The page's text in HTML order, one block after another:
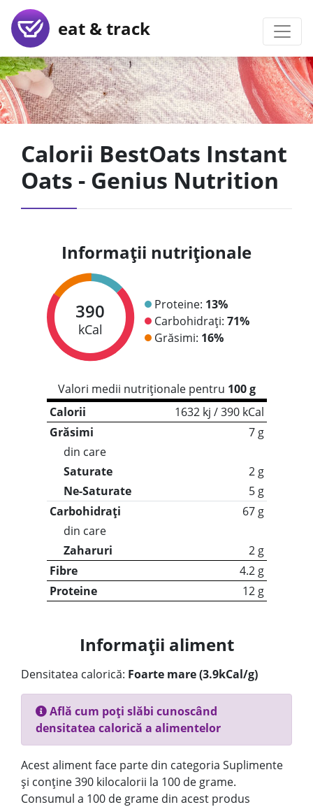
eat & track
Calorii BestOats Instant
Oats - Genius Nutrition
Informații nutriționale
390
kCal
Proteine: 13%
Carbohidrați: 71%
Grăsimi: 16%
Valori medii nutriționale pentru 100 g
Calorii
1632 kj / 390 kCal
Grăsimi
7 g
din care
Saturate
2 g
Ne-Saturate
5 g
Carbohidrați
67 g
din care
Zaharuri
2 g
Fibre
4.2 g
Proteine
12 g
Informații aliment
Densitatea calorică: Foarte mare (3.9kCal/g)
Află cum poți slăbi cunoscând
densitatea calorică a alimentelor
Acest aliment face parte din categoria Suplimente
și conține 390 kilocalorii la 100 de grame.
Consumul a 100 de grame din acest produs